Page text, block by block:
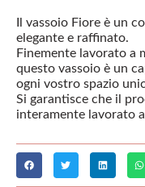
Il vassoio Fiore è un
elegante e raffinato.
Finemente lavorato a
questo vassoio è un
ogni vostro spazio
Si garantisce che il
interamente lavorato